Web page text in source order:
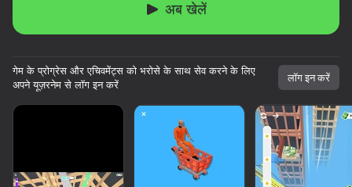
अब खेलें
गेम के प्रोग्रेस और एचिवमेंट्स को भरोसे के साथ सेव करने के लिए
अपने यूज़रनेम से लॉग इन करें
लॉग इन करें